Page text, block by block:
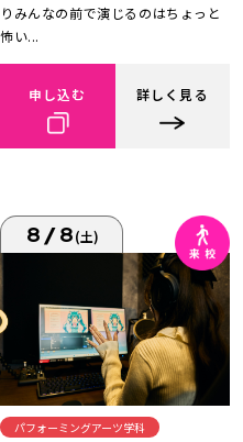
りみんなの前で演じるのはちょっと
怖い...
申し込む 詳しく見る
8/8(土)
パフォーミングアーツ学科